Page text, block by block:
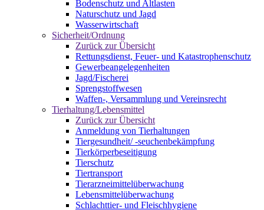
Bodenschutz und Altlasten
Naturschutz und Jagd
Wasserwirtschaft
Sicherheit/Ordnung
Zurück zur Übersicht
Rettungsdienst, Feuer- und Katastrophenschutz
Gewerbeangelegenheiten
Jagd/Fischerei
Sprengstoffwesen
Waffen-, Versammlung und Vereinsrecht
Tierhaltung/Lebensmittel
Zurück zur Übersicht
Anmeldung von Tierhaltungen
Tiergesundheit/ -seuchenbekämpfung
Tierkörperbeseitigung
Tierschutz
Tiertransport
Tierarzneimittelüberwachung
Lebensmittelüberwachung
Schlachttier- und Fleischhygiene